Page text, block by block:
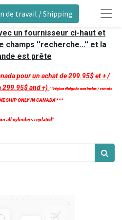
de travail / Shipping
un fournisseur ci-haut et
champs ''recherche...'' et la
est prête
pour un achat de 299.95$ et + /
299.95$ and +) ' ''région éloignée non inclus / remote
SHIP ONLY IN CANADA'***
all cylinders replated''